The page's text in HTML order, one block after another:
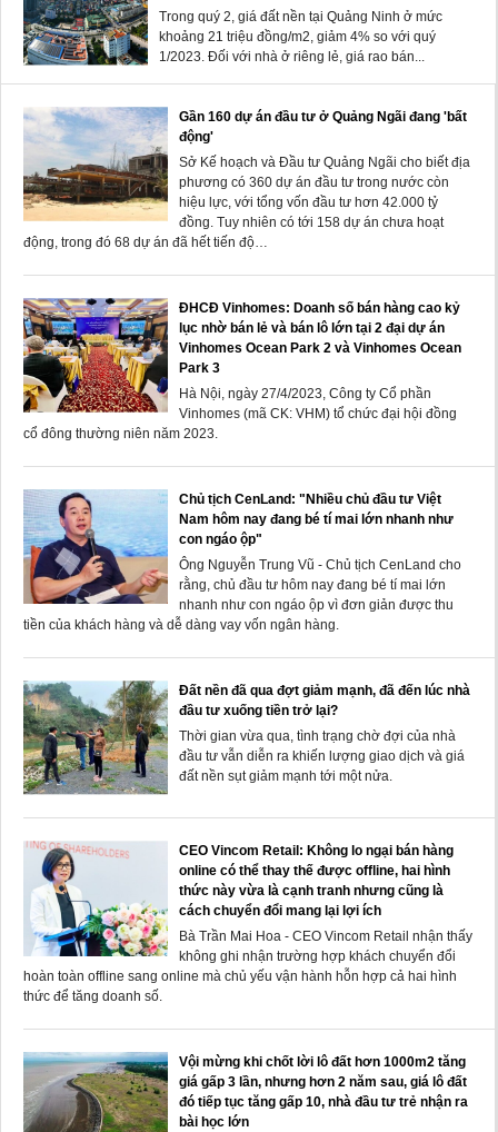
Trong quý 2, giá đất nền tại Quảng Ninh ở mức
khoảng 21 triệu đồng/m2, giảm 4% so với quý
1/2023. Đối với nhà ở riêng lẻ, giá rao bán...
Gần 160 dự án đầu tư ở Quảng Ngãi đang 'bất
động'
Sở Kế hoạch và Đầu tư Quảng Ngãi cho biết địa
phương có 360 dự án đầu tư trong nước còn
hiệu lực, với tổng vốn đầu tư hơn 42.000 tỷ
đồng. Tuy nhiên có tới 158 dự án chưa hoạt
động, trong đó 68 dự án đã hết tiến độ…
ĐHCĐ Vinhomes: Doanh số bán hàng cao kỷ
lục nhờ bán lẻ và bán lô lớn tại 2 đại dự án
Vinhomes Ocean Park 2 và Vinhomes Ocean
Park 3
Hà Nội, ngày 27/4/2023, Công ty Cổ phần
Vinhomes (mã CK: VHM) tổ chức đại hội đồng
cổ đông thường niên năm 2023.
Chủ tịch CenLand: "Nhiều chủ đầu tư Việt
Nam hôm nay đang bé tí mai lớn nhanh như
con ngáo ộp"
Ông Nguyễn Trung Vũ - Chủ tịch CenLand cho
rằng, chủ đầu tư hôm nay đang bé tí mai lớn
nhanh như con ngáo ộp vì đơn giản được thu
tiền của khách hàng và dễ dàng vay vốn ngân hàng.
Đất nền đã qua đợt giảm mạnh, đã đến lúc nhà
đầu tư xuống tiền trở lại?
Thời gian vừa qua, tình trạng chờ đợi của nhà
đầu tư vẫn diễn ra khiến lượng giao dịch và giá
đất nền sụt giảm mạnh tới một nửa.
CEO Vincom Retail: Không lo ngại bán hàng
online có thể thay thế được offline, hai hình
thức này vừa là cạnh tranh nhưng cũng là
cách chuyển đổi mang lại lợi ích
Bà Trần Mai Hoa - CEO Vincom Retail nhận thấy
không ghi nhận trường hợp khách chuyển đổi
hoàn toàn offline sang online mà chủ yếu vận hành hỗn hợp cả hai hình
thức để tăng doanh số.
Vội mừng khi chốt lời lô đất hơn 1000m2 tăng
giá gấp 3 lần, nhưng hơn 2 năm sau, giá lô đất
đó tiếp tục tăng gấp 10, nhà đầu tư trẻ nhận ra
bài học lớn